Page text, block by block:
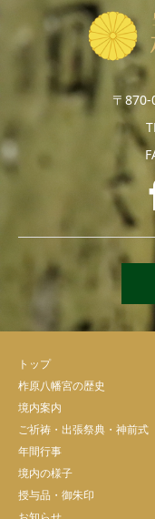
〒
トップ
柞原八幡宮の歴史
境内案内
ご祈祷・出張祭典・神前式
年間行事
境内の様子
授与品・御朱印